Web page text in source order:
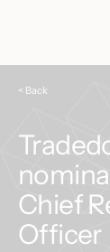
< Back
Chief
Officer